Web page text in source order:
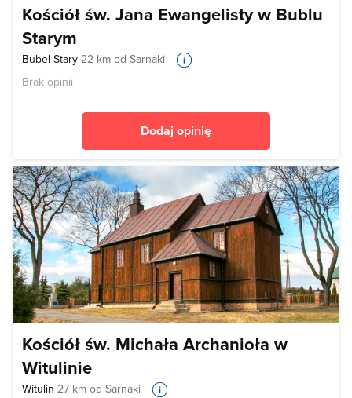
Kościół św. Jana Ewangelisty w Bublu
Starym
Bubel Stary 22 km od Sarnaki
Brak opinii
Dodaj opinię
Kościół św. Michała Archanioła w
Witulinie
Witulin 27 km od Sarnaki